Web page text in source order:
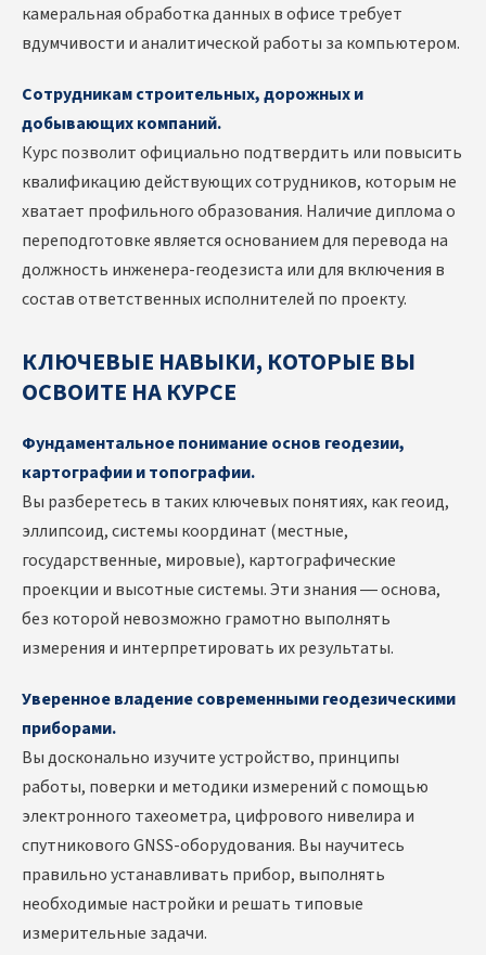
камеральная обработка данных в офисе требует
вдумчивости и аналитической работы за компьютером.
Сотрудникам строительных, дорожных и
добывающих компаний.
Курс позволит официально подтвердить или повысить
квалификацию действующих сотрудников, которым не
хватает профильного образования. Наличие диплома о
переподготовке является основанием для перевода на
должность инженера-геодезиста или для включения в
состав ответственных исполнителей по проекту.
КЛЮЧЕВЫЕ НАВЫКИ, КОТОРЫЕ ВЫ
ОСВОИТЕ НА КУРСЕ
Фундаментальное понимание основ геодезии,
картографии и топографии.
Вы разберетесь в таких ключевых понятиях, как геоид,
эллипсоид, системы координат (местные,
государственные, мировые), картографические
проекции и высотные системы. Эти знания — основа,
без которой невозможно грамотно выполнять
измерения и интерпретировать их результаты.
Уверенное владение современными геодезическими
приборами.
Вы досконально изучите устройство, принципы
работы, поверки и методики измерений с помощью
электронного тахеометра, цифрового нивелира и
спутникового GNSS-оборудования. Вы научитесь
правильно устанавливать прибор, выполнять
необходимые настройки и решать типовые
измерительные задачи.